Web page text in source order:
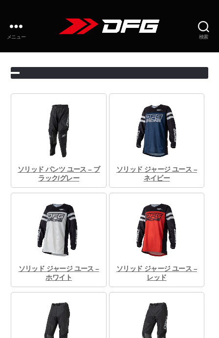
検索
メニュー
ソリッド パンツ ユース – ブ
ラック/グレー
ソリッド ジャージ ユース –
ネイビー
ソリッド ジャージ ユース –
ホワイト
ソリッド ジャージ ユース –
レッド